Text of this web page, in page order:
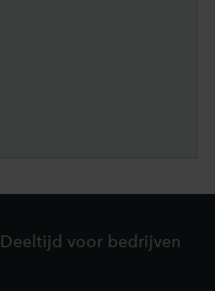
Deeltijd voor bedrijven